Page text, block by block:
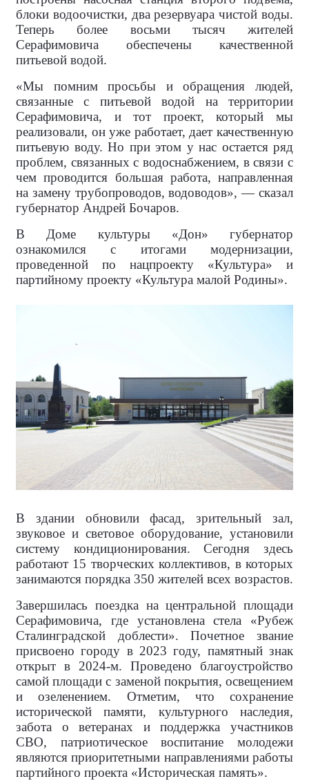
блоки водоочистки, два резервуара чистой воды.
Теперь более восьми тысяч жителей
Серафимовича обеспечены качественной
питьевой водой.
«Мы помним просьбы и обращения людей,
связанные с питьевой водой на территории
Серафимовича, и тот проект, который мы
реализовали, он уже работает, дает качественную
питьевую воду. Но при этом у нас остается ряд
проблем, связанных с водоснабжением, в связи с
чем проводится большая работа, направленная
на замену трубопроводов, водоводов», — сказал
губернатор Андрей Бочаров.
В Доме культуры «Дон» губернатор
ознакомился с итогами модернизации,
проведенной по нацпроекту «Культура» и
партийному проекту «Культура малой Родины».
В здании обновили фасад, зрительный зал,
звуковое и световое оборудование, установили
систему кондиционирования. Сегодня здесь
работают 15 творческих коллективов, в которых
занимаются порядка 350 жителей всех возрастов.
Завершилась поездка на центральной площади
Серафимовича, где установлена стела «Рубеж
Сталинградской доблести». Почетное звание
присвоено городу в 2023 году, памятный знак
открыт в 2024-м. Проведено благоустройство
самой площади с заменой покрытия, освещением
и озеленением. Отметим, что сохранение
исторической памяти, культурного наследия,
забота о ветеранах и поддержка участников
СВО, патриотическое воспитание молодежи
являются приоритетными направлениями работы
партийного проекта «Историческая память».